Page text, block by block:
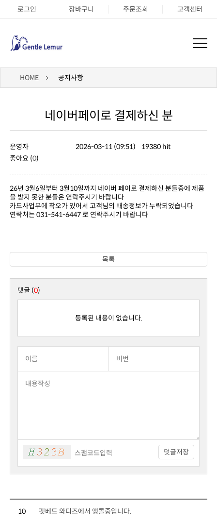
로그인 장바구니 주문조회 고객센터
HOME 공지사항
네이버페이로 결제하신 분
운영자 2026-03-11 (09:51)
19380 hit
좋아요 (0)
을 받지 못한 분들은 연락주시기 바랍니다
카드사업무에 착오가 있어서 고객님의 배송정보가 누락되었습니다
연락처는 031-541-6447 로 연락주시기 바랍니다
목록
댓글 (0)
등록된 내용이 없습니다.
덧글저장
10
펫베드 와디즈에서 앵콜중입니다.